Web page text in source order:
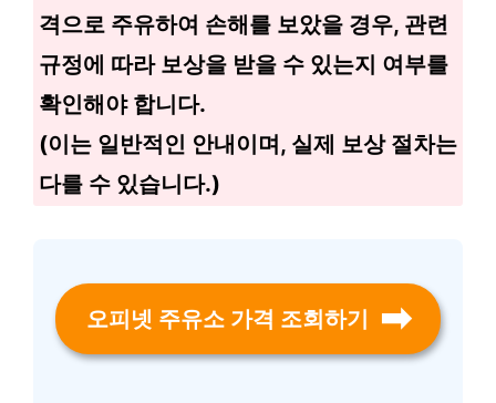
격으로 주유하여 손해를 보았을 경우, 관련
규정에 따라 보상을 받을 수 있는지 여부를
확인해야 합니다.
(이는 일반적인 안내이며, 실제 보상 절차는
다를 수 있습니다.)
오피넷 주유소 가격 조회하기